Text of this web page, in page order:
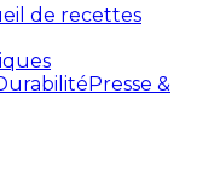
de recettes
Presse &